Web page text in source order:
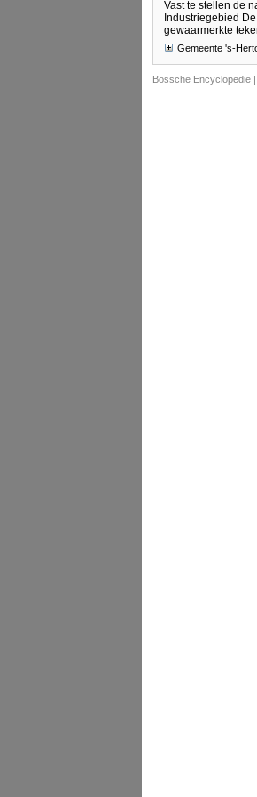
Vast te stellen de
Industriegebied
gewaarmerkte
Gemeente 's-
Bossche Encyclopedie |